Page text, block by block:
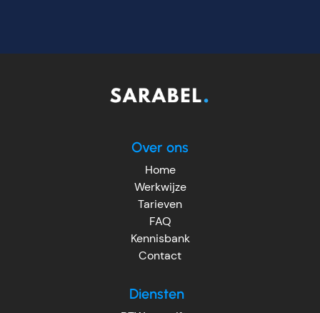
Over ons
Home
Werkwijze
Tarieven
FAQ
Kennisbank
Contact
Diensten